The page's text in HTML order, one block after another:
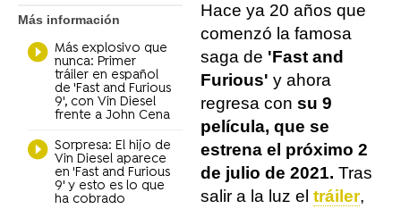
Más información
Más explosivo que
nunca: Primer
tráiler en español
de 'Fast and Furious
9', con Vin Diesel
frente a John Cena
Sorpresa: El hijo de
Vin Diesel aparece
en 'Fast and Furious
9' y esto es lo que
ha cobrado
Hace ya 20 años que
comenzó la famosa
saga de 'Fast and
Furious' y ahora
regresa con su 9
película, que se
estrena el próximo 2
de julio de 2021. Tras
salir a la luz el tráiler,